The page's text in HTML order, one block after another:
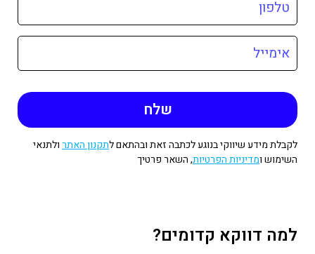
לקבלת מידע שיווקי בנוגע לכתבה זאת ובהתאם לתקנון האתרולתנאי
השימוש ומדיניות הפרטיות, השאר פרטיך
למה דווקא קדומים?